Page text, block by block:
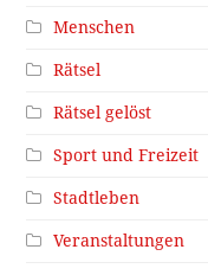
Menschen
Rätsel
Rätsel gelöst
Sport und Freizeit
Stadtleben
Veranstaltungen